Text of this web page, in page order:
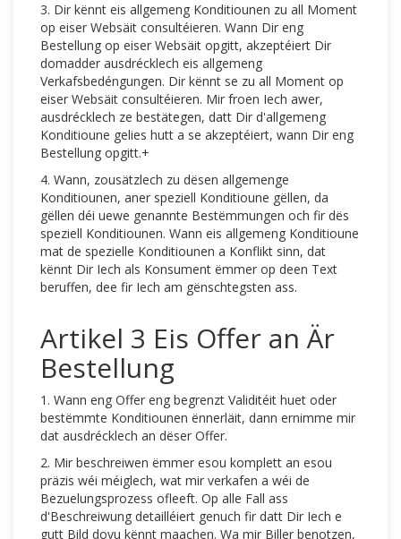
3. Dir kënnt eis allgemeng Konditiounen zu all Moment
op eiser Websäit consultéieren. Wann Dir eng
Bestellung op eiser Websäit opgitt, akzeptéiert Dir
domadder ausdrécklech eis allgemeng
Verkafsbedéngungen. Dir kënnt se zu all Moment op
eiser Websäit consultéieren. Mir froen Iech awer,
ausdrécklech ze bestätegen, datt Dir d'allgemeng
Konditioune gelies hutt a se akzeptéiert, wann Dir eng
Bestellung opgitt.+
4. Wann, zousätzlech zu dësen allgemenge
Konditiounen, aner speziell Konditioune gëllen, da
gëllen déi uewe genannte Bestëmmungen och fir dës
speziell Konditiounen. Wann eis allgemeng Konditioune
mat de spezielle Konditiounen a Konflikt sinn, dat
kënnt Dir Iech als Konsument ëmmer op deen Text
beruffen, dee fir Iech am gënschtegsten ass.
Artikel 3 Eis Offer an Är
Bestellung
1. Wann eng Offer eng begrenzt Validitéit huet oder
bestëmmte Konditiounen ënnerläit, dann ernimme mir
dat ausdrécklech an dëser Offer.
2. Mir beschreiwen ëmmer esou komplett an esou
präzis wéi méiglech, wat mir verkafen a wéi de
Bezuelungsprozess ofleeft. Op alle Fall ass
d'Beschreiwung detailléiert genuch fir datt Dir Iech e
gutt Bild dovu kënnt maachen. Wa mir Biller benotzen,